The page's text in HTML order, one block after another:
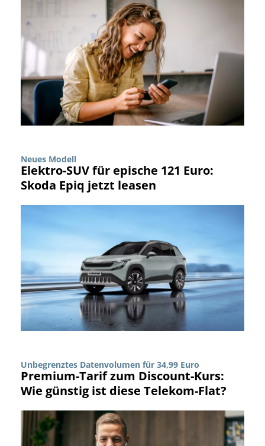
Neues Modell
Elektro-SUV für epische 121 Euro:
Skoda Epiq jetzt leasen
Unbegrenztes Datenvolumen für 34,99 Euro
Premium-Tarif zum Discount-Kurs:
Wie günstig ist diese Telekom-Flat?